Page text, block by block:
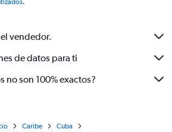
.
vendedor.
de datos para ti
no son 100% exactos?
Caribe
Cuba